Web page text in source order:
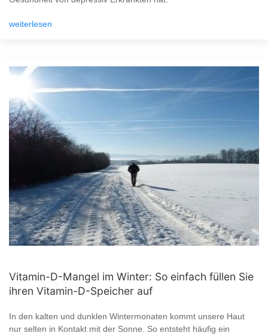
weiterlesen
Vitamin-D-Mangel im Winter: So einfach füllen Sie
ihren Vitamin-D-Speicher auf
In den kalten und dunklen Wintermonaten kommt unsere Haut
nur selten in Kontakt mit der Sonne. So entsteht häufig ein